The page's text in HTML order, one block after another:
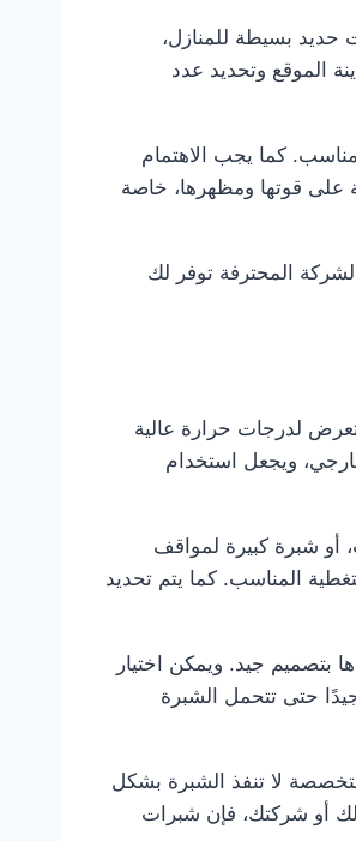
حديد بسيطة للمنازل،
الموقع وتحديد عدد
كما يجب الاهتمام
على قوتها ومظهرها، خاصة
المحترفة توفر لك
لدرجات حرارة عالية
ويجعل استخدام
أو شبرة كبيرة لمواقف
المناسب. كما يتم تحديد
بتصميم جيد. ويمكن اختيار
حتى تتحمل الشبرة
لا تنفذ الشبرة بشكل
أو شركتك، فإن شبرات